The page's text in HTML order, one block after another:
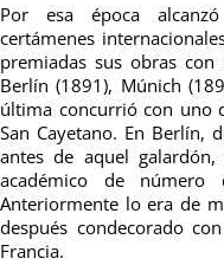
Por esa época
certámenes
premiadas sus obras
Berlín (1891), Múnich
última concurrió con uno
San Cayetano. En Berlín,
antes de aquel
académico de
Anteriormente lo era de
después condecorado
Francia.